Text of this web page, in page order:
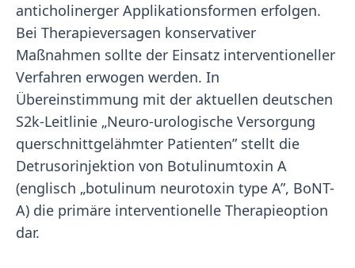
anticholinerger Applikationsformen erfolgen.
Bei Therapieversagen konservativer
Maßnahmen sollte der Einsatz interventioneller
Verfahren erwogen werden. In
Übereinstimmung mit der aktuellen deutschen
S2k-Leitlinie „Neuro-urologische Versorgung
querschnittgelähmter Patienten” stellt die
Detrusorinjektion von Botulinumtoxin A
(englisch „botulinum neurotoxin type A”, BoNT-
A) die primäre interventionelle Therapieoption
dar.